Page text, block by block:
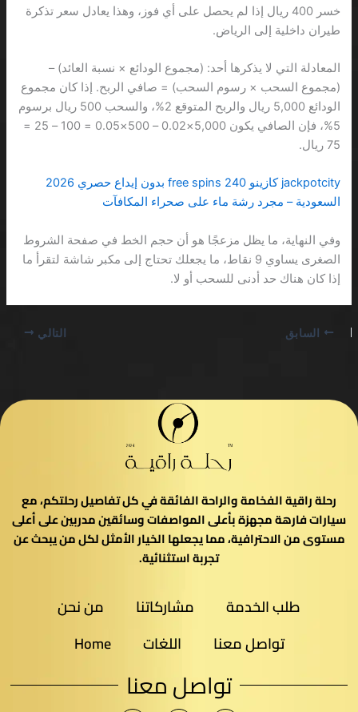
خسر 400 ريال إذا لم يحصل على أي فوز، وهذا يعادل سعر تذكرة
طيران داخلية إلى الرياض.
المعادلة التي لا يذكرها أحد: (مجموع الودائع × نسبة العائد) –
(مجموع السحب × رسوم السحب) = صافي الربح. إذا كان مجموع
الودائع 5,000 ريال والربح المتوقع 2%، والسحب 500 ريال برسوم
5%، فإن الصافي يكون 5,000×0.02 – 500×0.05 = 100 – 25 =
75 ريال.
jackpotcity كازينو 240 free spins بدون إيداع حصري 2026
السعودية – مجرد رشة ماء على صحراء المكافآت
وفي النهاية، ما يظل مزعجًا هو أن حجم الخط في صفحة الشروط
الصغرى يساوي 9 نقاط، ما يجعلك تحتاج إلى مكبر شاشة لتقرأ ما
إذا كان هناك حد أدنى للسحب أو لا.
السابق التالي
رحلة راقية الفخامة والراحة الفائقة في كل تفاصيل رحلتكم، مع
سيارات فارهة مجهزة بأعلى المواصفات وسائقين مدربين على أعلى
مستوى من الاحترافية، مما يجعلها الخيار الأمثل لكل من يبحث عن
تجربة استثنائية.
طلب الخدمة مشاركاتنا
من نحن
تواصل معنا
اللغات Home
تواصل معنا​